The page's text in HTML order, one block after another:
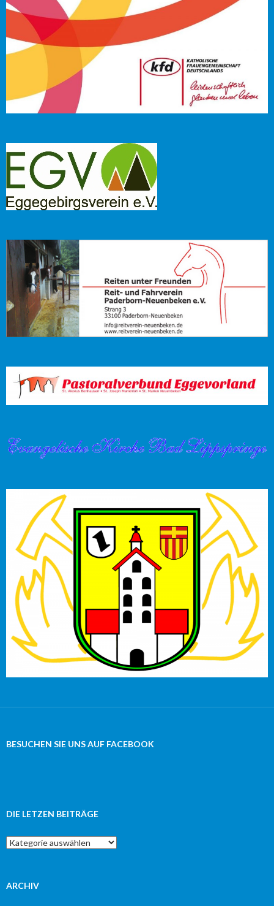
BESUCHEN SIE UNS AUF FACEBOOK
DIE LETZEN BEITRÄGE
Die
letzen
ARCHIV